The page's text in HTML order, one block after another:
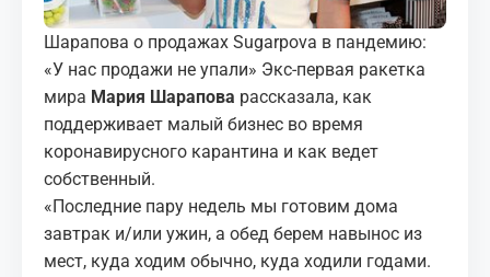
Шарапова о продажах Sugarpova в пандемию:
«У нас продажи не упали» Экс-первая ракетка
мира Мария Шарапова рассказала, как
поддерживает малый бизнес во время
коронавирусного карантина и как ведет
собственный.
«Последние пару недель мы готовим дома
завтрак и/или ужин, а обед берем навынос из
мест, куда ходим обычно, куда ходили годами.